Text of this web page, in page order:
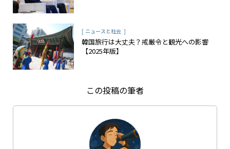
[ ニュースと社会 ]
韓国旅行は大丈夫？戒厳令と観光への影響
【2025年版】
この投稿の筆者